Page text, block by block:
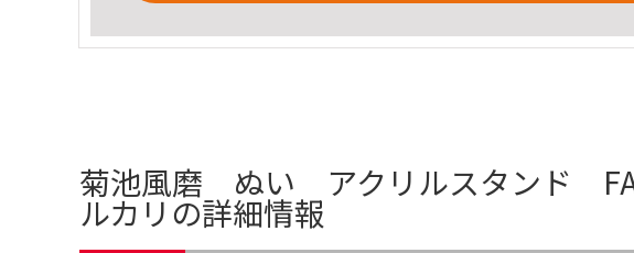
菊池風磨 ぬい アクリルスタンド
ルカリの詳細情報